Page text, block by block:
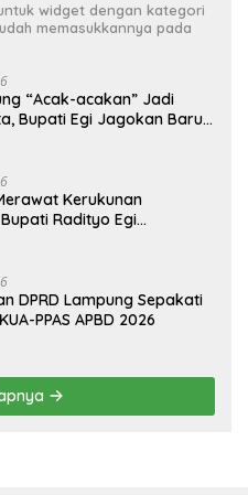
widget dengan kategori
memasukkannya pada
“Acak-acakan” Jadi
Bupati Egi Jagokan Baru
Kerukunan
Radityo Egi
DPRD Lampung Sepakati
PPAS APBD 2026